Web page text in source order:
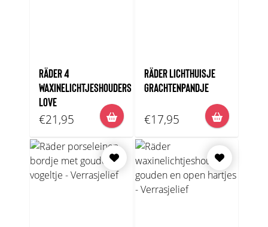
RÄDER 4
WAXINELICHTJESHOUDERS
LOVE
€21,95
RÄDER LICHTHUISJE
GRACHTENPANDJE
€17,95